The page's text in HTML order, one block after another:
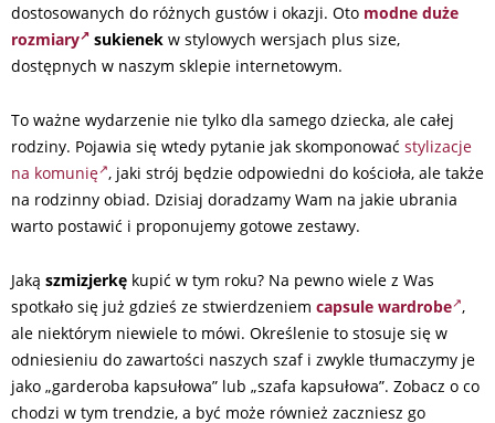
dostosowanych do różnych gustów i okazji. Oto modne duże
rozmiary
sukienek w stylowych wersjach plus size,
dostępnych w naszym sklepie internetowym.
To ważne wydarzenie nie tylko dla samego dziecka, ale całej
rodziny. Pojawia się wtedy pytanie jak skomponować stylizacje
na komunię , jaki strój będzie odpowiedni do kościoła, ale także
na rodzinny obiad. Dzisiaj doradzamy Wam na jakie ubrania
warto postawić i proponujemy gotowe zestawy.
Jaką szmizjerkę kupić w tym roku? Na pewno wiele z Was
spotkało się już gdzieś ze stwierdzeniem capsule wardrobe ,
ale niektórym niewiele to mówi. Określenie to stosuje się w
odniesieniu do zawartości naszych szaf i zwykle tłumaczymy je
jako „garderoba kapsułowa” lub „szafa kapsułowa”. Zobacz o co
chodzi w tym trendzie, a być może również zaczniesz go